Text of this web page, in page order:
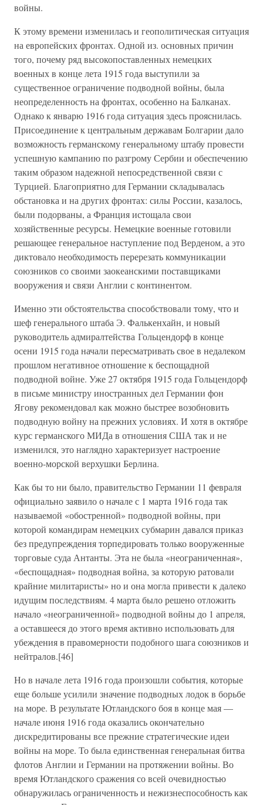
войны.
К этому времени изменилась и геополитическая ситуация
на европейских фронтах. Одной из. основных причин
того, почему ряд высокопоставленных немецких
военных в конце лета 1915 года выступили за
существенное ограничение подводной войны, была
неопределенность на фронтах, особенно на Балканах.
Однако к январю 1916 года ситуация здесь прояснилась.
Присоединение к центральным державам Болгарии дало
возможность германскому генеральному штабу провести
успешную кампанию по разгрому Сербии и обеспечению
таким образом надежной непосредственной связи с
Турцией. Благоприятно для Германии складывалась
обстановка и на других фронтах: силы России, казалось,
были подорваны, а Франция истощала свои
хозяйственные ресурсы. Немецкие военные готовили
решающее генеральное наступление под Верденом, а это
диктовало необходимость перерезать коммуникации
союзников со своими заокеанскими поставщиками
вооружения и связи Англии с континентом.
Именно эти обстоятельства способствовали тому, что и
шеф генерального штаба Э. Фалькенхайн, и новый
руководитель адмиралтейства Гольцендорф в конце
осени 1915 года начали пересматривать свое в недалеком
прошлом негативное отношение к беспощадной
подводной войне. Уже 27 октября 1915 года Гольцендорф
в письме министру иностранных дел Германии фон
Ягову рекомендовал как можно быстрее возобновить
подводную войну на прежних условиях. И хотя в октябре
курс германского МИДа в отношения США так и не
изменился, это наглядно характеризует настроение
военно-морской верхушки Берлина.
Как бы то ни было, правительство Германии 11 февраля
официально заявило о начале с 1 марта 1916 года так
называемой «обостренной» подводной войны, при
которой командирам немецких субмарин давался приказ
без предупреждения торпедировать только вооруженные
торговые суда Антанты. Эта не была «неограниченная»,
«беспощадная» подводная война, за которую ратовали
крайние милитаристы» но и она могла привести к далеко
идущим последствиям. 4 марта было решено отложить
начало «неограниченной» подводной войны до 1 апреля,
а оставшееся до этого время активно использовать для
убеждения в правомерности подобного шага союзников и
нейтралов.[46]
Но в начале лета 1916 года произошли события, которые
еще больше усилили значение подводных лодок в борьбе
на море. В результате Ютландского боя в конце мая —
начале июня 1916 года оказались окончательно
дискредитированы все прежние стратегические идеи
войны на море. То была единственная генеральная битва
флотов Англии и Германии на протяжении войны. Во
время Ютландского сражения со всей очевидностью
обнаружилась ограниченность и нежизнеспособность как